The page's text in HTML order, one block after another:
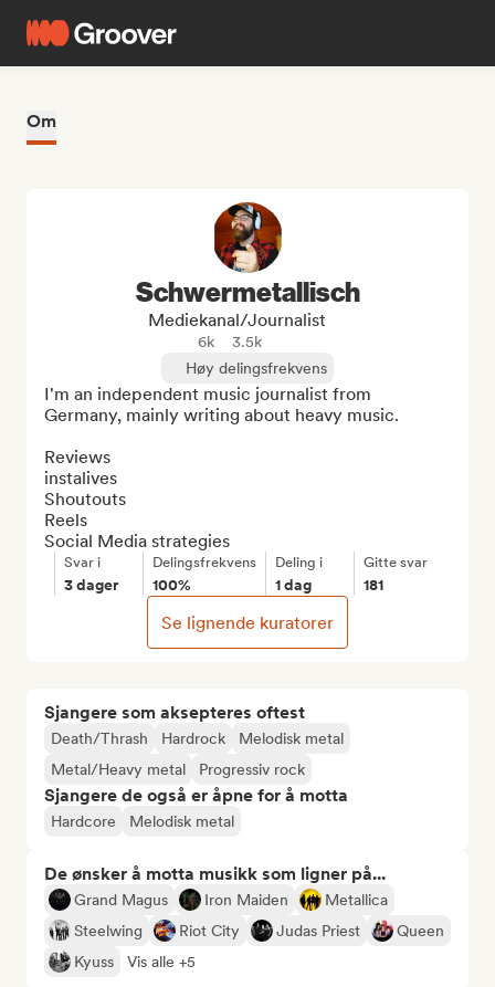
Om
Sjangere som aksepteres oftest
Death/Thrash Hardrock
Melodisk metal
Metal/Heavy metal
Progressiv rock
Sjangere de også er åpne for å motta
Hardcore Melodisk metal
De ønsker å motta musikk som ligner på...
Grand Magus Iron Maiden
Metallica
Steelwing
Riot City Judas Priest
Queen
Kyuss
Vis alle +5
Schwermetallisch
Mediekanal/journalist
6k
3.5k
Høy delingsfrekvens
I'm an independent music journalist from
Germany, mainly writing about heavy music.
Reviews
instalives
Shoutouts
Reels
Social Media strategies
Svar i
3 dager
Delingsfrekvens
100%
Deling i
1 dag
Gitte svar
181
Se lignende kuratorer